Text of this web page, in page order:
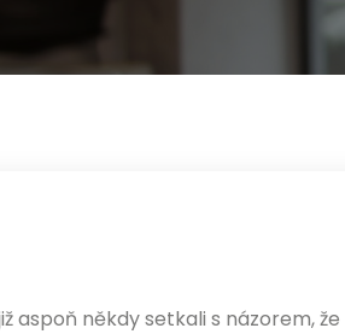
aspoň někdy setkali s názorem,